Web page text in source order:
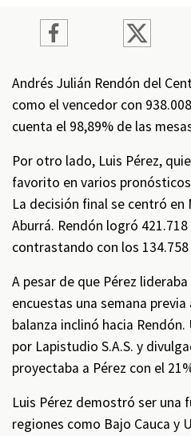
Andrés Julián Rendón del
como el vencedor con
cuenta el 98,89% de las
Por otro lado, Luis Pérez,
favorito en varios
La decisión final se centró en
Aburrá. Rendón logró
contrastando con los 134.758
A pesar de que Pérez
encuestas una semana previa
balanza inclinó hacia
por Lapistudio S.A.S. y
proyectaba a Pérez con el
Luis Pérez demostró ser una
regiones como Bajo Cauca y